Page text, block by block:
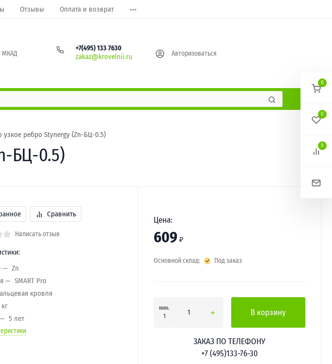
Отзывы Оплата и возврат
МКАД
+7(495) 133 7630
zakaz@krovelnii.ru Авторизоваться
узкое ребро Stynergy (Zn-БЦ-0.5)
БЦ-0.5)
Сравнить
Написать отзыв
Zn
SMART Pro
кровля
5 лет
Цена:
609 ₽
Основной склад: Под заказ
мин.
1
В корзину
ЗАКАЗ ПО ТЕЛЕФОНУ
+7 (495)133-76-30
0
0
0